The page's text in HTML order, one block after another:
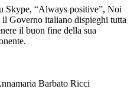
Skype, “Always positive”, Noi
il Governo italiano dispieghi tutta
il buon fine della sua
Barbato Ricci